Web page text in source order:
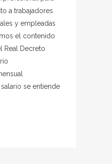
a trabajadores
y empleadas
el contenido
Real Decreto
diario
mensual
se entiende